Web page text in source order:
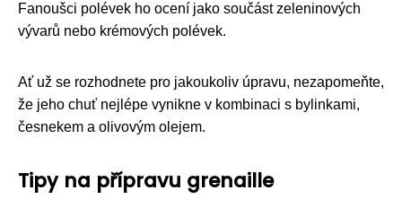
Fanoušci polévek ho ocení jako součást zeleninových
vývarů nebo krémových polévek.
Ať už se rozhodnete pro jakoukoliv úpravu, nezapomeňte,
že jeho chuť nejlépe vynikne v kombinaci s bylinkami,
česnekem a olivovým olejem.
Tipy na přípravu grenaille